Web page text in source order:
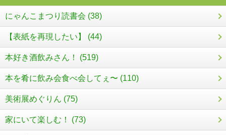
にゃんこまつり読書会 (38)
【表紙を再現したい】 (44)
本好き酒飲みさん！ (519)
本を肴に飲み会食べ会してぇ〜 (110)
美術展めぐりん (75)
家にいて楽しむ！ (73)